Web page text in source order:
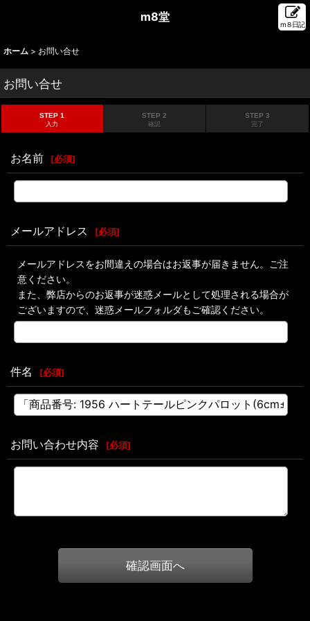
m8堂
m８日記
ホーム > お問い合せ
お問い合せ
STEP 1
入力
STEP 2
確認
STEP 3
完了
お名前 [必須]
メールアドレス [必須]
メールアドレスをお間違えの場合はお返事が届きません。ご注
意ください。
また、弊店からのお返事が迷惑メールとして処理される場合が
ございますので、迷惑メールフォルダもご確認ください。
件名 [必須]
お問い合わせ内容 [必須]
確認画面へ